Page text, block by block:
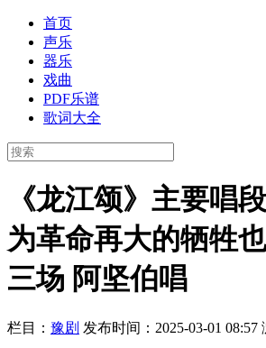
首页
声乐
器乐
戏曲
PDF乐谱
歌词大全
《龙江颂》主要
为革命再大的牺牲
三场 阿坚伯唱
栏目： 豫剧 发布时间：2025-03-01 08:57